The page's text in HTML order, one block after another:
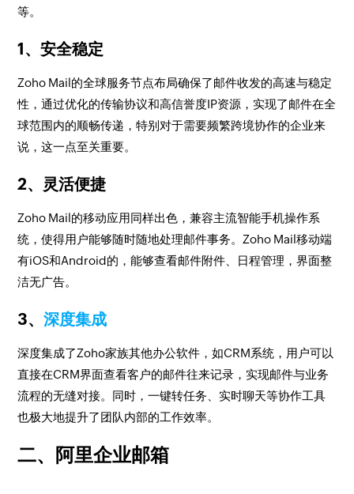
等。
1、安全稳定
Zoho Mail的全球服务节点布局确保了邮件收发的高速与稳定
性，通过优化的传输协议和高信誉度IP资源，实现了邮件在全
球范围内的顺畅传递，特别对于需要频繁跨境协作的企业来
说，这一点至关重要。
2、灵活便捷
Zoho Mail的移动应用同样出色，兼容主流智能手机操作系
统，使得用户能够随时随地处理邮件事务。Zoho Mail移动端
有iOS和Android的，能够查看邮件附件、日程管理，界面整
洁无广告。
3、深度集成
深度集成了Zoho家族其他办公软件，如CRM系统，用户可以
直接在CRM界面查看客户的邮件往来记录，实现邮件与业务
流程的无缝对接。同时，一键转任务、实时聊天等协作工具
也极大地提升了团队内部的工作效率。
二、阿里企业邮箱